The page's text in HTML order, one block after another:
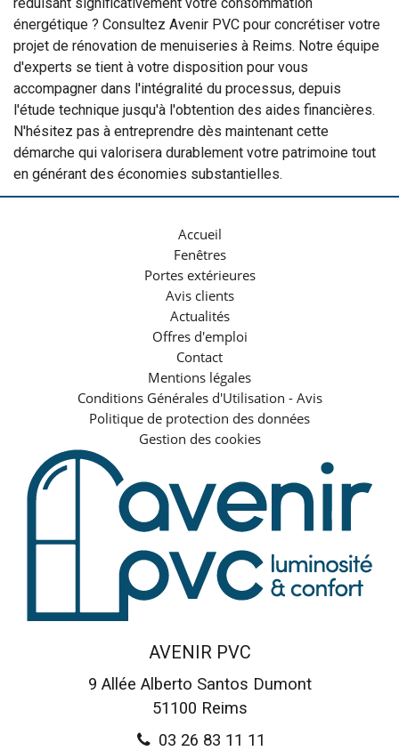
énergétique ? Consultez Avenir PVC pour concrétiser votre
projet de rénovation de menuiseries à Reims. Notre équipe
d'experts se tient à votre disposition pour vous
accompagner dans l'intégralité du processus, depuis
l'étude technique jusqu'à l'obtention des aides financières.
N'hésitez pas à entreprendre dès maintenant cette
démarche qui valorisera durablement votre patrimoine tout
en générant des économies substantielles.
Accueil
Fenêtres
Portes extérieures
Avis clients
Actualités
Offres d'emploi
Contact
Mentions légales
Conditions Générales d'Utilisation - Avis
Politique de protection des données
Gestion des cookies
AVENIR PVC
9 Allée Alberto Santos Dumont
51100 Reims
03 26 83 11 11